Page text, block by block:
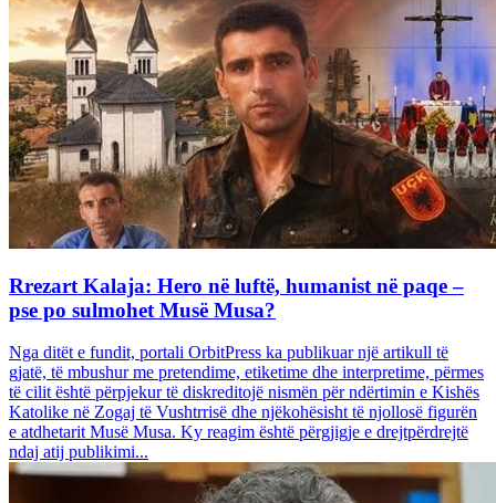
Rrezart Kalaja: Hero në luftë, humanist në paqe –
pse po sulmohet Musë Musa?
Nga ditët e fundit, portali OrbitPress ka publikuar një artikull të
gjatë, të mbushur me pretendime, etiketime dhe interpretime, përmes
të cilit është përpjekur të diskreditojë nismën për ndërtimin e Kishës
Katolike në Zogaj të Vushtrrisë dhe njëkohësisht të njollosë figurën
e atdhetarit Musë Musa. Ky reagim është përgjigje e drejtpërdrejtë
ndaj atij publikimi...